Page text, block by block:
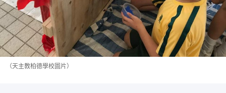
（天主教柏德學校圖片）